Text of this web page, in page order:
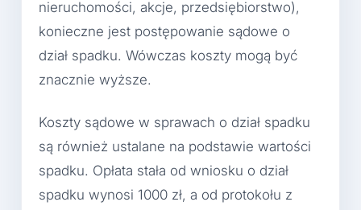
nieruchomości, akcje, przedsiębiorstwo),
konieczne jest postępowanie sądowe o
dział spadku. Wówczas koszty mogą być
znacznie wyższe.
Koszty sądowe w sprawach o dział spadku
są również ustalane na podstawie wartości
spadku. Opłata stała od wniosku o dział
spadku wynosi 1000 zł, a od protokołu z